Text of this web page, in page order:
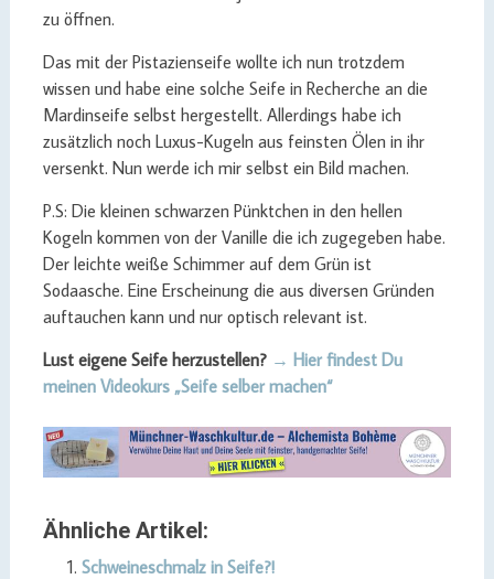
zu öffnen.
Das mit der Pistazienseife wollte ich nun trotzdem
wissen und habe eine solche Seife in Recherche an die
Mardinseife selbst hergestellt. Allerdings habe ich
zusätzlich noch Luxus-Kugeln aus feinsten Ölen in ihr
versenkt. Nun werde ich mir selbst ein Bild machen.
P.S: Die kleinen schwarzen Pünktchen in den hellen
Kogeln kommen von der Vanille die ich zugegeben habe.
Der leichte weiße Schimmer auf dem Grün ist
Sodaasche. Eine Erscheinung die aus diversen Gründen
auftauchen kann und nur optisch relevant ist.
Lust eigene Seife herzustellen? → Hier findest Du
meinen Videokurs „Seife selber machen“
Ähnliche Artikel:
Schweineschmalz in Seife?!